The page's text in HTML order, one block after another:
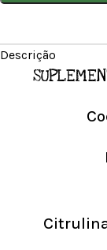
Descrição
Citrulina